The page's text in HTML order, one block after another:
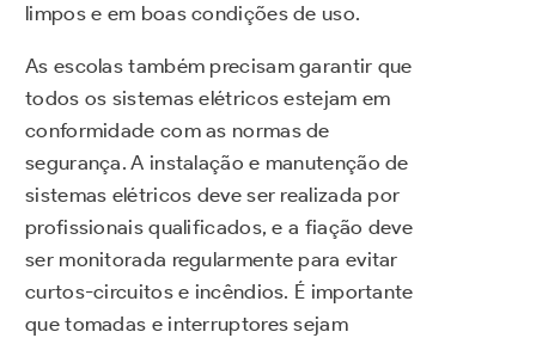
limpos e em boas condições de uso.
As escolas também precisam garantir que
todos os sistemas elétricos estejam em
conformidade com as normas de
segurança. A instalação e manutenção de
sistemas elétricos deve ser realizada por
profissionais qualificados, e a fiação deve
ser monitorada regularmente para evitar
curtos-circuitos e incêndios. É importante
que tomadas e interruptores sejam